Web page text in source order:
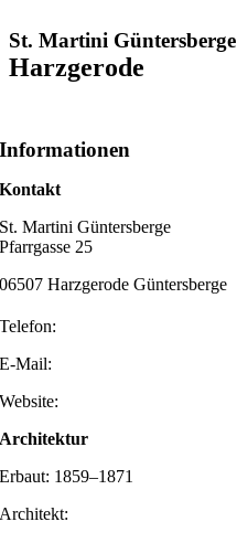
St. Martini Güntersberge
Harzgerode
Informationen
Kontakt
St. Martini Güntersberge
Pfarrgasse 25
06507 Harzgerode Güntersberge
Telefon:
E-Mail:
Website:
Architektur
Erbaut: 1859–1871
Architekt: